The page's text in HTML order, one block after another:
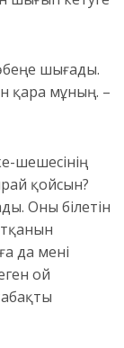
ңе шығады.
қара мұның. –
шешесінің
қойсын?
Оны білетін
да мені
ой